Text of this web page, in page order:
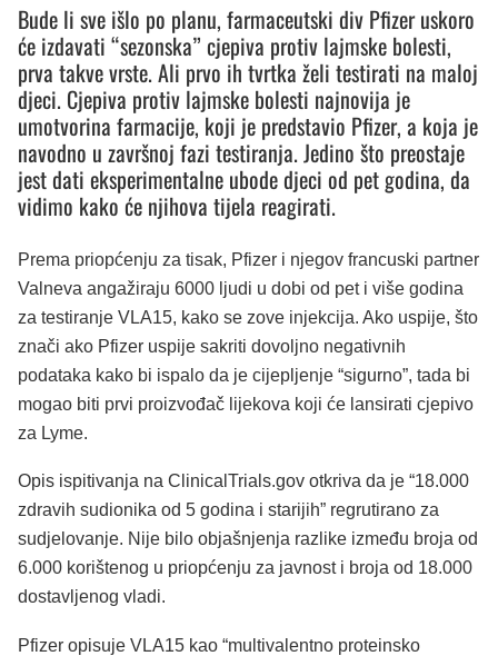
Bude li sve išlo po planu, farmaceutski div Pfizer uskoro
će izdavati “sezonska” cjepiva protiv lajmske bolesti,
prva takve vrste. Ali prvo ih tvrtka želi testirati na maloj
djeci. Cjepiva protiv lajmske bolesti najnovija je
umotvorina farmacije, koji je predstavio Pfizer, a koja je
navodno u završnoj fazi testiranja. Jedino što preostaje
jest dati eksperimentalne ubode djeci od pet godina, da
vidimo kako će njihova tijela reagirati.
Prema priopćenju za tisak, Pfizer i njegov francuski partner
Valneva angažiraju 6000 ljudi u dobi od pet i više godina
za testiranje VLA15, kako se zove injekcija. Ako uspije, što
znači ako Pfizer uspije sakriti dovoljno negativnih
podataka kako bi ispalo da je cijepljenje “sigurno”, tada bi
mogao biti prvi proizvođač lijekova koji će lansirati cjepivo
za Lyme.
Opis ispitivanja na ClinicalTrials.gov otkriva da je “18.000
zdravih sudionika od 5 godina i starijih” regrutirano za
sudjelovanje. Nije bilo objašnjenja razlike između broja od
6.000 korištenog u priopćenju za javnost i broja od 18.000
dostavljenog vladi.
Pfizer opisuje VLA15 kao “multivalentno proteinsko